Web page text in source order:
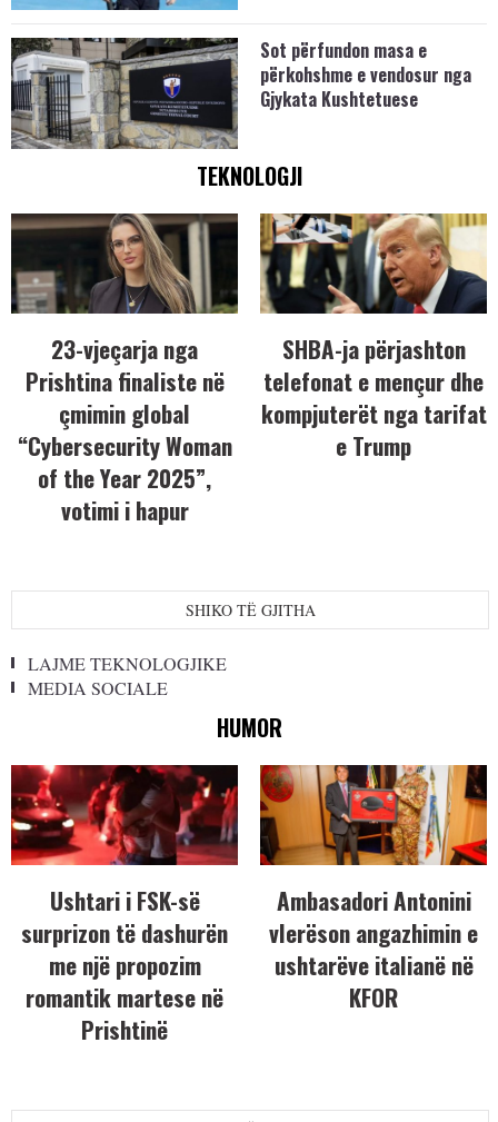
Sot përfundon masa e
përkohshme e vendosur nga
Gjykata Kushtetuese
TEKNOLOGJI
23-vjeçarja nga
Prishtina finaliste në
çmimin global
“Cybersecurity Woman
of the Year 2025”,
votimi i hapur
SHBA-ja përjashton
telefonat e mençur dhe
kompjuterët nga tarifat
e Trump
SHIKO TË GJITHA
LAJME TEKNOLOGJIKE
MEDIA SOCIALE
HUMOR
Ushtari i FSK-së
surprizon të dashurën
me një propozim
romantik martese në
Prishtinë
Ambasadori Antonini
vlerëson angazhimin e
ushtarëve italianë në
KFOR